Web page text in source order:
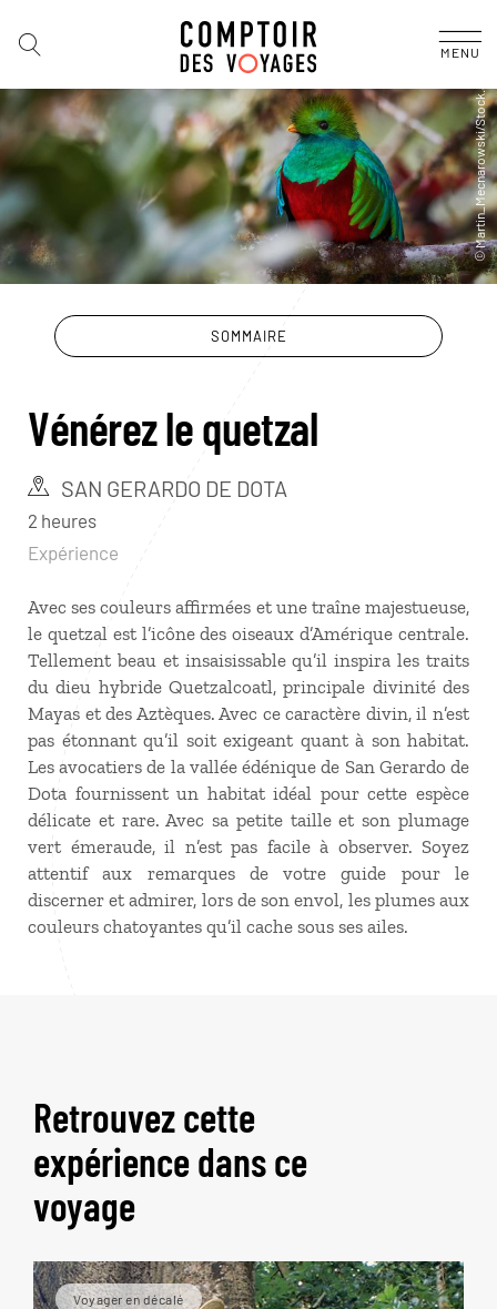
MENU
SOMMAIRE
Vénérez le quetzal
SAN GERARDO DE DOTA
2 heures
Expérience
Avec ses couleurs affirmées et une traîne majestueuse,
le quetzal est l’icône des oiseaux d’Amérique centrale.
Tellement beau et insaisissable qu’il inspira les traits
du dieu hybride Quetzalcoatl, principale divinité des
Mayas et des Aztèques. Avec ce caractère divin, il n’est
pas étonnant qu’il soit exigeant quant à son habitat.
Les avocatiers de la vallée édénique de San Gerardo de
Dota fournissent un habitat idéal pour cette espèce
délicate et rare. Avec sa petite taille et son plumage
vert émeraude, il n’est pas facile à observer. Soyez
attentif aux remarques de votre guide pour le
discerner et admirer, lors de son envol, les plumes aux
couleurs chatoyantes qu’il cache sous ses ailes.
Retrouvez cette
expérience dans ce
voyage
Voyager en décalé